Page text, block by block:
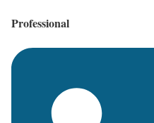
Professional